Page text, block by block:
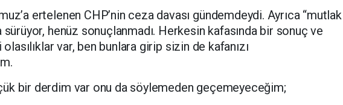
ertelenen CHP’nin ceza davası gündemdeydi. Ayrıca “mutlak
sürüyor, henüz sonuçlanmadı. Herkesin kafasında bir sonuç ve
var, ben bunlara girip sizin de kafanızı
bir derdim var onu da söylemeden geçemeyeceğim;